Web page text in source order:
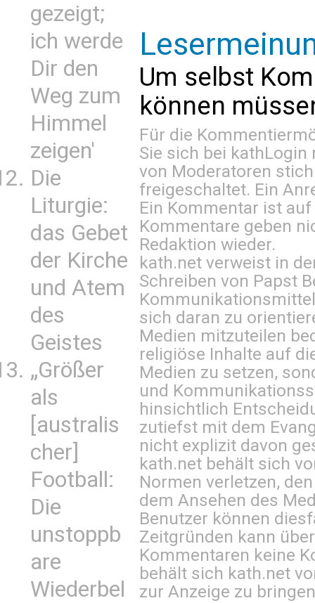
gezeigt;
ich werde
Dir den
Weg zum
Himmel
zeigen'
Die
Liturgie:
das Gebet
der Kirche
und Atem
des
Geistes
„Größer
als
[australis
cher]
Football:
Die
unstoppb
are
Wiederbel
Um selbst
können
Für die
Sie sich bei kathLogin
von Moderatoren
freigeschaltet. Ein
Ein Kommentar ist
Kommentare geben
Redaktion wieder.
kath.net verweist in
Schreiben von Papst
sich daran zu
Medien mitzuteilen
religiöse Inhalte auf
Medien zu setzen,
und
hinsichtlich
zutiefst mit dem
nicht explizit davon
kath.net behält sich
Normen verletzen,
dem Ansehen des
Benutzer können
Zeitgründen kann
Kommentaren keine
behält sich kath.net
zur Anzeige zu